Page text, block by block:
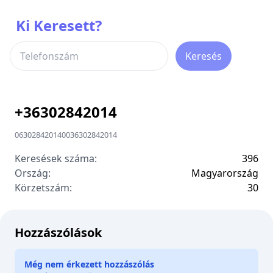
Ki Keresett?
Keresés
+36302842014
063028420140036302842014
Keresések száma:
396
Ország:
Magyarország
Körzetszám:
30
Hozzászólások
Még nem érkezett hozzászólás